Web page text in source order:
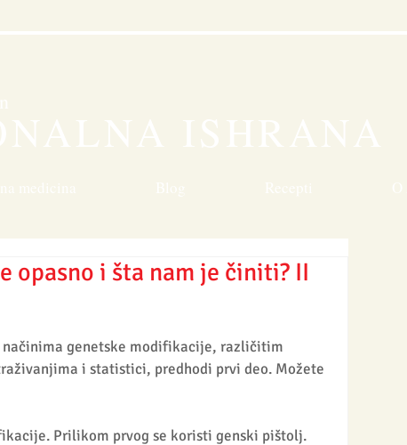
opasno i šta nam je činiti? II
načinima genetske modifikacije, različitim
i statistici, predhodi prvi deo. Možete
Prilikom prvog se koristi genski pištolj.